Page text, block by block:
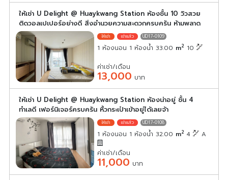
ให้เช่า U Delight @ Huaykwang Station ห้องชั้น 10 วิวสวย
ติดวอลเปเปอร์อย่างดี สิ่งอำนวยความสะดวกครบครัน ห้ามพลาด
UD17-0109
1 ห้องนอน 1 ห้องน้ำ 33.00 m2 10
ค่าเช่า/เดือน
13,000 บาท
ให้เช่า U Delight @ Huaykwang Station ห้องน่าอยู่ ชั้น 4
ทำเลดี เฟอร์นิเจอร์ครบครัน หิ้วกระเป๋าเข้าอยู่ได้เลยจ้า
UD17-0108
1 ห้องนอน 1 ห้องน้ำ 32.00 m2 4 A
ค่าเช่า/เดือน
11,000 บาท